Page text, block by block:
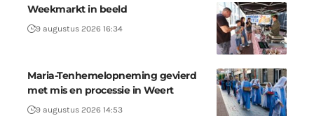
Weekmarkt in beeld
9 augustus 2026 16:34
Maria-Tenhemelopneming gevierd
met mis en processie in Weert
9 augustus 2026 14:53